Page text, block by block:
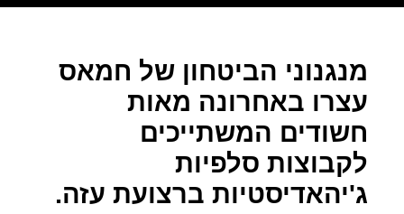
מנגנוני הביטחון של חמאס
עצרו באחרונה מאות
חשודים המשתייכים
לקבוצות סלפיות
ג'יהאדיסטיות ברצועת עזה.